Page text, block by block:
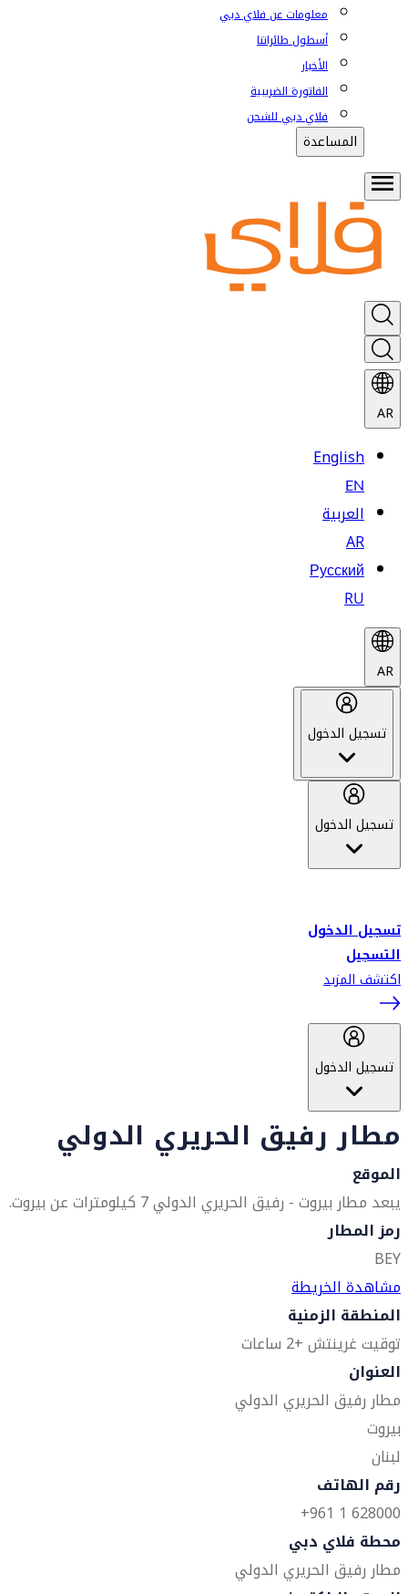
معلومات عن فلاي دبي
أسطول طائراتنا
الأخبار
الفاتورة الضريبية
فلاي دبي للشحن
المساعدة
AR
English
EN
العربية
AR
Русский
RU
AR
تسجيل الدخول
تسجيل الدخول
تسجيل الدخول
التسجيل
اكتشف المزيد
تسجيل الدخول
مطار رفيق الحريري الدولي
الموقع
يبعد مطار بيروت - رفيق الحريري الدولي 7 كيلومترات عن بيروت.
رمز المطار
BEY
مشاهدة الخريطة
المنطقة الزمنية
توقيت غرينتش +2 ساعات
العنوان
مطار رفيق الحريري الدولي
بيروت
لبنان
رقم الهاتف
628000 1 961+
محطة فلاي دبي
مطار رفيق الحريري الدولي